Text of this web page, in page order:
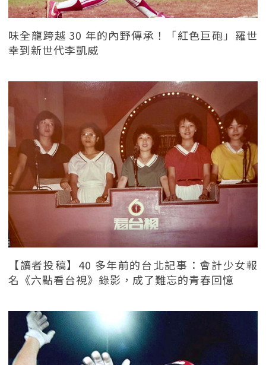
味全龍跨越 30 年的內野傳承！「紅色巨砲」羅世
幸到新世代李凱威
【讀者投稿】40 多年前的台北記事：會計少女報
名《六點看台視》錄影，成了難忘的青春回憶